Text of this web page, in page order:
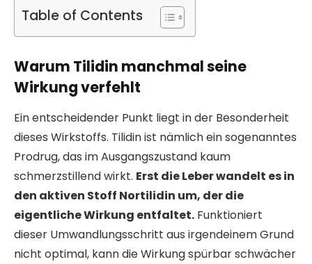
Table of Contents
Warum Tilidin manchmal seine
Wirkung verfehlt
Ein entscheidender Punkt liegt in der Besonderheit
dieses Wirkstoffs. Tilidin ist nämlich ein sogenanntes
Prodrug, das im Ausgangszustand kaum
schmerzstillend wirkt. Erst die Leber wandelt es in
den aktiven Stoff Nortilidin um, der die
eigentliche Wirkung entfaltet. Funktioniert
dieser Umwandlungsschritt aus irgendeinem Grund
nicht optimal, kann die Wirkung spürbar schwächer